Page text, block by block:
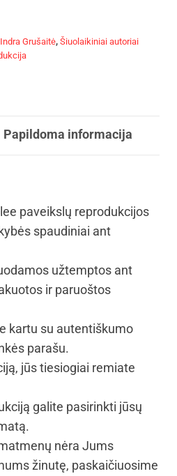
Indra Grušaitė, Šiuolaikiniai autoriai
Papildoma informacija
paveikslų reprodukcijos
spaudiniai ant
užtemptos ant
ir paruoštos
kartu su autentiškumo
parašu.
jūs tiesiogiai remiate
galite pasirinkti jūsų
nėra Jums
žinutę, paskaičiuosime